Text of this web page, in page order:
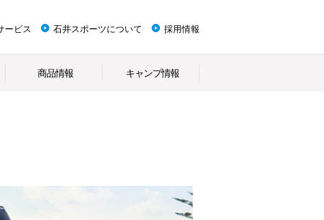
ービス 石井スポーツについて 採用情報
商品情報 キャンプ情報